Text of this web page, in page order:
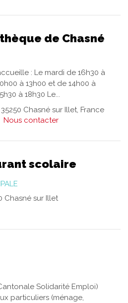
de Chasné
: Le mardi de 16h30 à
à 13h00 et de 14h00 à
à 18h30 Le...
Chasné sur Illet, France
Nous contacter
scolaire
Chasné sur Illet
Solidarité Emploi)
particuliers (ménage,